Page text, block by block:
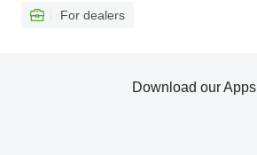
For dealers
Download our Apps